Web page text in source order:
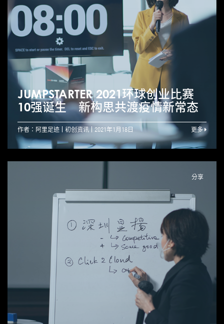
JUMPSTARTER 2021环球创业比赛
10强诞生 新构思共渡疫情新常态
作者：阿里足迹 初创资讯 2021年1月18日 更多
分享